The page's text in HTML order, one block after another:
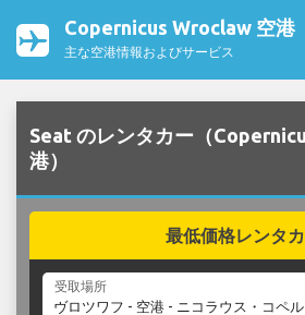
Copernicus Wroclaw 空港
主な空港情報およびサービス
Seat のレンタカー（
港）
最低価格レンタ
受取場所